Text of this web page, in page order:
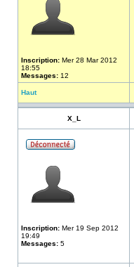
Inscription: Mer 28 Mar 2012
18:55
Messages: 12
Haut
X_L
Inscription: Mer 19 Sep 2012
19:49
Messages: 5